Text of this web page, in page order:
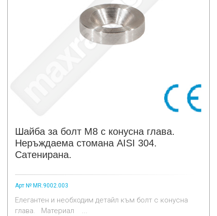
Шайба за болт M8 с конусна глава.
Неръждаема стомана AISI 304.
Сатенирана.
Арт № MR.9002.003
Елегантен и необходим детайл към болт с конусна
глава. Материал ...